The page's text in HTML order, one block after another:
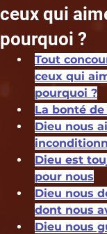
ceux qui
pourquoi ?
Tout
ceux qui
pourquoi ?
La bonté
Dieu nous
Dieu est
pour nous
Dieu nous
dont nous
Dieu nous